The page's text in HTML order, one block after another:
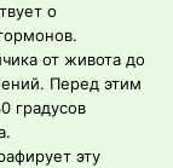
о
от живота до
Перед этим
градусов
эту